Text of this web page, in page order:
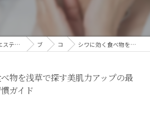
東京都浅草橋のエステなら目の、シワとたるみのフェイシャル専門店 regalo ブログ コラム シワに効く食べ物を浅草で探す美肌力アップの最新ヘルシー習慣ガイド
物を浅草で探す美肌力アップの最
ガイド